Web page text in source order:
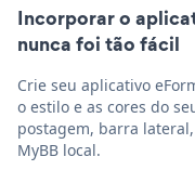
Incorporar o
nunca foi tão fácil
Crie seu aplicativo
o estilo e as cores do
postagem, barra
MyBB local.